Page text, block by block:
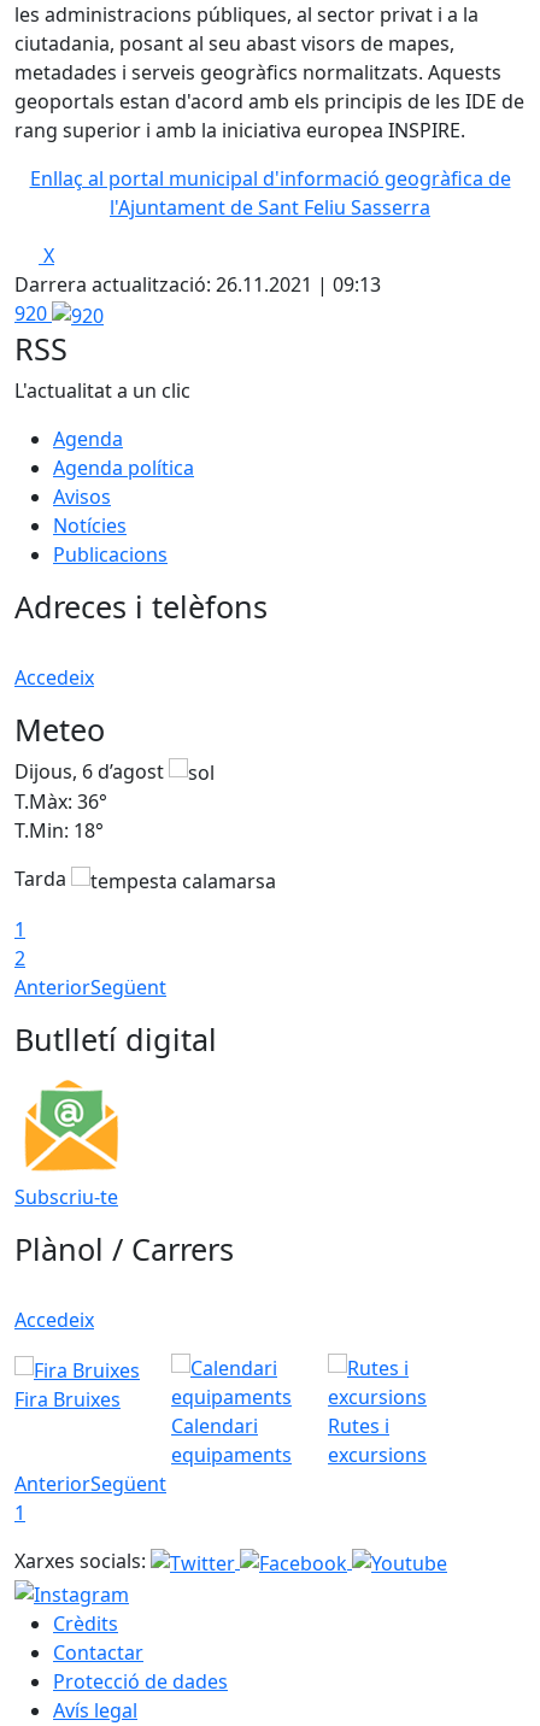
les administracions públiques, al sector privat i a la
ciutadania, posant al seu abast visors de mapes,
metadades i serveis geogràfics normalitzats. Aquests
geoportals estan d'acord amb els principis de les IDE de
rang superior i amb la iniciativa europea INSPIRE.
Enllaç al portal municipal d'informació geogràfica de
l'Ajuntament de Sant Feliu Sasserra
X
Darrera actualització: 26.11.2021 | 09:13
920
RSS
L'actualitat a un clic
Agenda
Agenda política
Avisos
Notícies
Publicacions
Adreces i telèfons
Accedeix
Meteo
Dijous, 6 d’agost
T.Màx: 36°
T.Min: 18°
Tarda
1
2
AnteriorSegüent
Butlletí digital
Subscriu-te
Plànol / Carrers
Accedeix
Fira Bruixes
Calendari
equipaments
Rutes i
excursions
AnteriorSegüent
1
Xarxes socials:
Crèdits
Contactar
Protecció de dades
Avís legal